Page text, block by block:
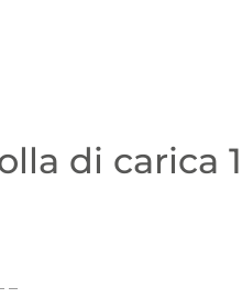
di carica
–